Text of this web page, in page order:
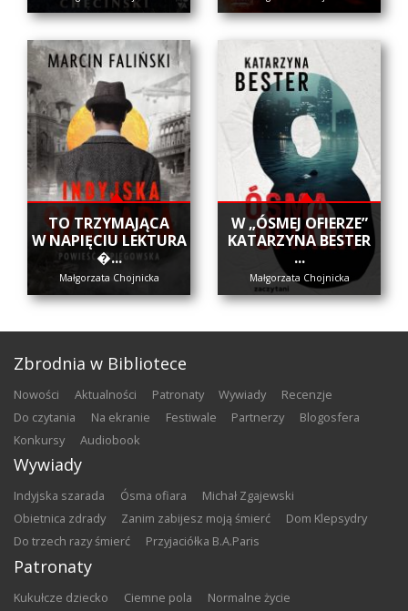
​TO TRZYMAJĄCA
W NAPIĘCIU LEKTURA
�...
Małgorzata Chojnicka
W „ÓSMEJ OFIERZE”
KATARZYNA BESTER
...
Małgorzata Chojnicka
Zbrodnia w Bibliotece
nowości aktualności patronaty wywiady
recenzje
do czytania
na ekranie festiwale partnerzy
blogosfera
konkursy
audiobook
Wywiady
Indyjska szarada Ósma ofiara
Michał Zgajewski
Obietnica zdrady
Zanim zabijesz moją śmierć
Dom Klepsydry
Do trzech razy śmierć
Przyjaciółka B.A.Paris
Patronaty
Kukułcze dziecko Ciemne pola Normalne życie